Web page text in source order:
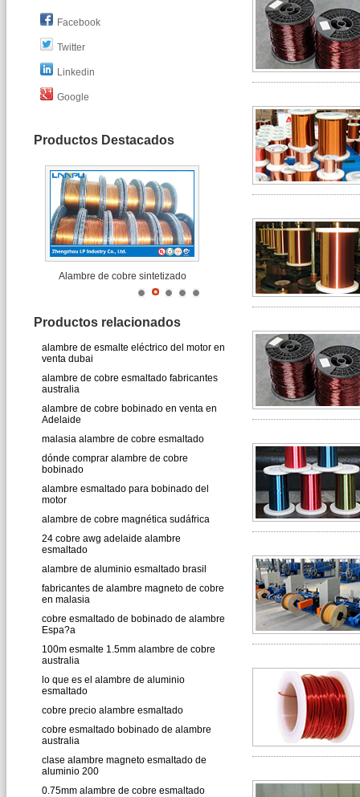
Facebook
Twitter
Linkedin
Google
Productos Destacados
Alambre de cobre sintetizado
Productos relacionados
alambre de esmalte eléctrico del motor en
venta dubai
alambre de cobre esmaltado fabricantes
australia
alambre de cobre bobinado en venta en
Adelaide
malasia alambre de cobre esmaltado
dónde comprar alambre de cobre
bobinado
alambre esmaltado para bobinado del
motor
alambre de cobre magnética sudáfrica
24 cobre awg adelaide alambre
esmaltado
alambre de aluminio esmaltado brasil
fabricantes de alambre magneto de cobre
en malasia
cobre esmaltado de bobinado de alambre
Espa?a
100m esmalte 1.5mm alambre de cobre
australia
lo que es el alambre de aluminio
esmaltado
cobre precio alambre esmaltado
cobre esmaltado bobinado de alambre
australia
clase alambre magneto esmaltado de
aluminio 200
0.75mm alambre de cobre esmaltado